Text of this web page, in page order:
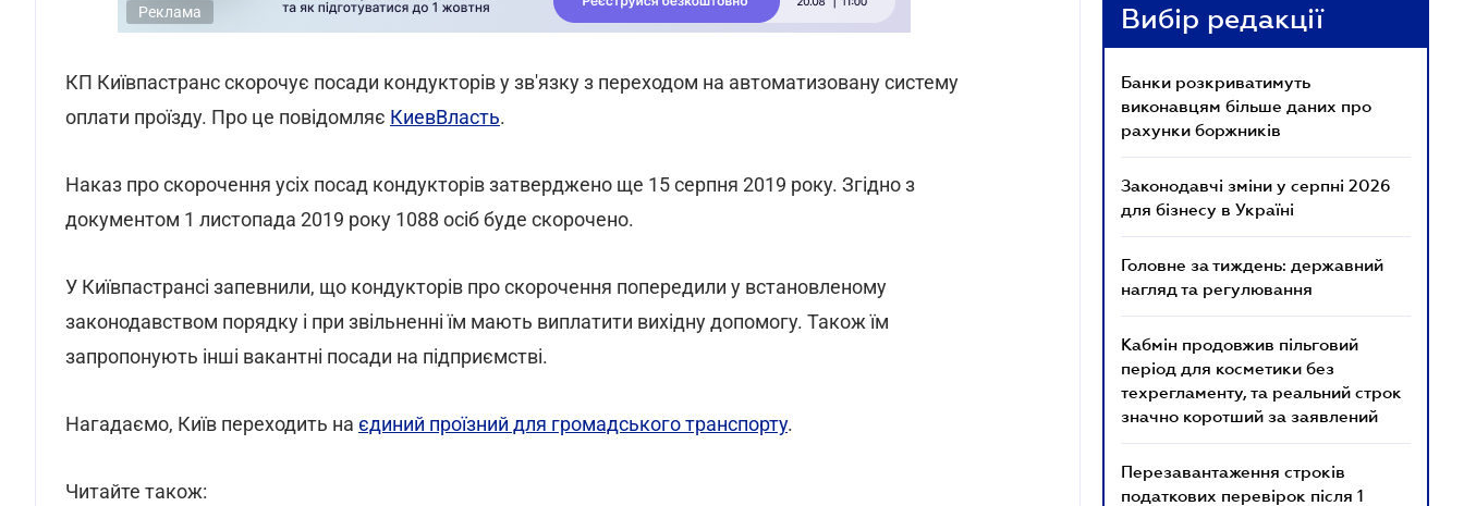
Реклама
КП Київпастранс скорочує посади кондукторів у зв'язку з переходом на автоматизовану систему
оплати проїзду. Про це повідомляє КиевВласть.
Наказ про скорочення усіх посад кондукторів затверджено ще 15 серпня 2019 року. Згідно з
документом 1 листопада 2019 року 1088 осіб буде скорочено.
У Київпастрансі запевнили, що кондукторів про скорочення попередили у встановленому
законодавством порядку і при звільненні їм мають виплатити вихідну допомогу. Також їм
запропонують інші вакантні посади на підприємстві.
Нагадаємо, Київ переходить на єдиний проїзний для громадського транспорту.
Читайте також:
Вибір редакції
Банки розкриватимуть
виконавцям більше даних про
рахунки боржників
Законодавчі зміни у серпні 2026
для бізнесу в Україні
Головне за тиждень: державний
нагляд та регулювання
Кабмін продовжив пільговий
період для косметики без
техрегламенту, та реальний строк
значно коротший за заявлений
Перезавантаження строків
податкових перевірок після 1